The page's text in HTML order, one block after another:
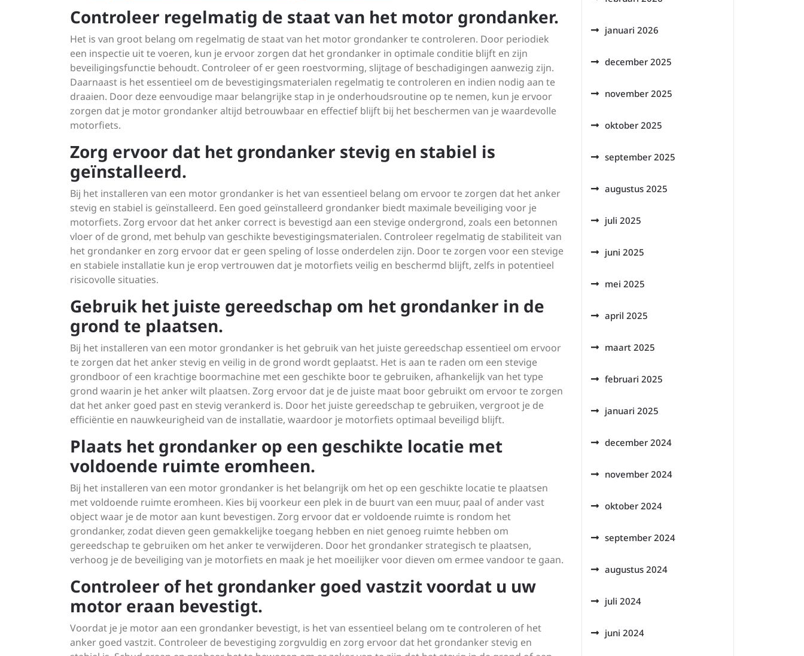
Controleer regelmatig de staat van het motor grondanker.
Het is van groot belang om regelmatig de staat van het motor grondanker te controleren. Door periodiek
een inspectie uit te voeren, kun je ervoor zorgen dat het grondanker in optimale conditie blijft en zijn
beveiligingsfunctie behoudt. Controleer of er geen roestvorming, slijtage of beschadigingen aanwezig zijn.
Daarnaast is het essentieel om de bevestigingsmaterialen regelmatig te controleren en indien nodig aan te
draaien. Door deze eenvoudige maar belangrijke stap in je onderhoudsroutine op te nemen, kun je ervoor
zorgen dat je motor grondanker altijd betrouwbaar en effectief blijft bij het beschermen van je waardevolle
motorfiets.
Zorg ervoor dat het grondanker stevig en stabiel is
geïnstalleerd.
Bij het installeren van een motor grondanker is het van essentieel belang om ervoor te zorgen dat het anker
stevig en stabiel is geïnstalleerd. Een goed geïnstalleerd grondanker biedt maximale beveiliging voor je
motorfiets. Zorg ervoor dat het anker correct is bevestigd aan een stevige ondergrond, zoals een betonnen
vloer of de grond, met behulp van geschikte bevestigingsmaterialen. Controleer regelmatig de stabiliteit van
het grondanker en zorg ervoor dat er geen speling of losse onderdelen zijn. Door te zorgen voor een stevige
en stabiele installatie kun je erop vertrouwen dat je motorfiets veilig en beschermd blijft, zelfs in potentieel
risicovolle situaties.
Gebruik het juiste gereedschap om het grondanker in de
grond te plaatsen.
Bij het installeren van een motor grondanker is het gebruik van het juiste gereedschap essentieel om ervoor
te zorgen dat het anker stevig en veilig in de grond wordt geplaatst. Het is aan te raden om een stevige
grondboor of een krachtige boormachine met een geschikte boor te gebruiken, afhankelijk van het type
grond waarin je het anker wilt plaatsen. Zorg ervoor dat je de juiste maat boor gebruikt om ervoor te zorgen
dat het anker goed past en stevig verankerd is. Door het juiste gereedschap te gebruiken, vergroot je de
efficiëntie en nauwkeurigheid van de installatie, waardoor je motorfiets optimaal beveiligd blijft.
Plaats het grondanker op een geschikte locatie met
voldoende ruimte eromheen.
Bij het installeren van een motor grondanker is het belangrijk om het op een geschikte locatie te plaatsen
met voldoende ruimte eromheen. Kies bij voorkeur een plek in de buurt van een muur, paal of ander vast
object waar je de motor aan kunt bevestigen. Zorg ervoor dat er voldoende ruimte is rondom het
grondanker, zodat dieven geen gemakkelijke toegang hebben en niet genoeg ruimte hebben om
gereedschap te gebruiken om het anker te verwijderen. Door het grondanker strategisch te plaatsen,
verhoog je de beveiliging van je motorfiets en maak je het moeilijker voor dieven om ermee vandoor te gaan.
Controleer of het grondanker goed vastzit voordat u uw
motor eraan bevestigt.
Voordat je je motor aan een grondanker bevestigt, is het van essentieel belang om te controleren of het
anker goed vastzit. Controleer de bevestiging zorgvuldig en zorg ervoor dat het grondanker stevig en
januari 2026
december 2025
november 2025
oktober 2025
september 2025
augustus 2025
juli 2025
juni 2025
mei 2025
april 2025
maart 2025
februari 2025
januari 2025
december 2024
november 2024
oktober 2024
september 2024
augustus 2024
juli 2024
juni 2024